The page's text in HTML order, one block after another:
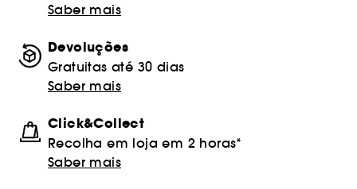
Saber mais
Devoluções
Gratuitas até 30 dias
Saber mais
Click&Collect
Recolha em loja em 2 horas*
Saber mais